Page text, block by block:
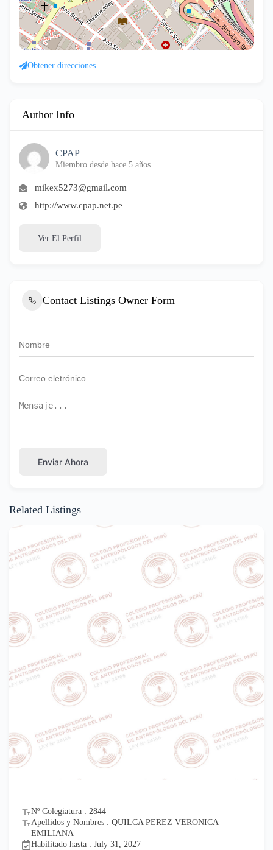
Obtener direcciones
Author Info
CPAP
Miembro desde hace 5 años
mikex5273@gmail.com
http://www.cpap.net.pe
Ver El Perfil
Contact Listings Owner Form
Enviar Ahora
Related Listings
Nº Colegiatura : 2844
Apellidos y Nombres : QUILCA PEREZ VERONICA
EMILIANA
Habilitado hasta : July 31, 2027